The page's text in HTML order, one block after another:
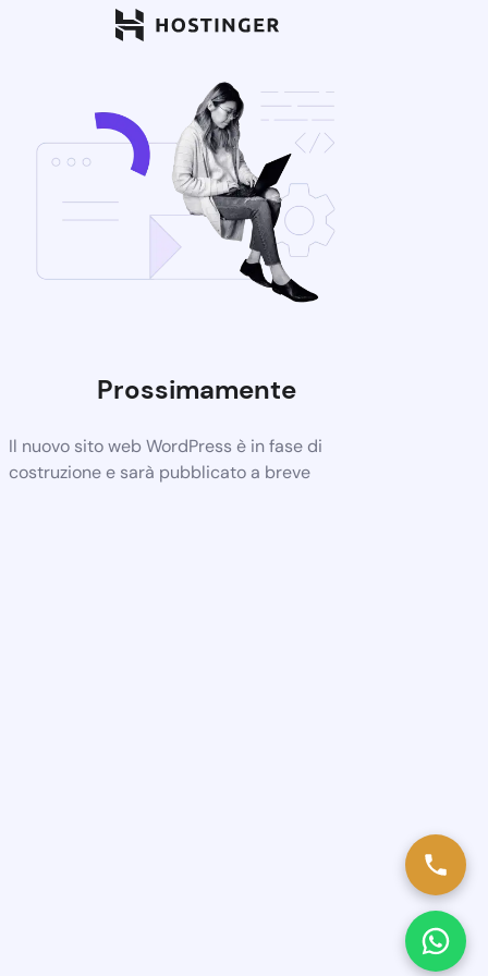
Prossimamente
Il nuovo sito web WordPress è in fase di
costruzione e sarà pubblicato a breve